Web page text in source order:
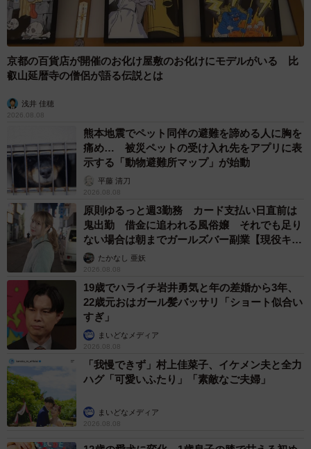
京都の百貨店が開催のお化け屋敷のお化けにモデルがいる 比
叡山延暦寺の僧侶が語る伝説とは
浅井 佳穂
2026.08.08
熊本地震でペット同伴の避難を諦める人に胸を
痛め… 被災ペットの受け入れ先をアプリに表
示する「動物避難所マップ」が始動
平藤 清刀
2026.08.08
原則ゆるっと週3勤務 カード支払い日直前は
鬼出勤 借金に追われる風俗嬢 それでも足り
ない場合は朝までガールズバー副業【現役キャ
ストに取材】
たかなし 亜妖
2026.08.08
19歳でハライチ岩井勇気と年の差婚から3年、
22歳元おはガール髪バッサリ「ショート似合い
すぎ」
まいどなメディア
2026.08.08
「我慢できず」村上佳菜子、イケメン夫と全力
ハグ「可愛いふたり」「素敵なご夫婦」
まいどなメディア
2026.08.08